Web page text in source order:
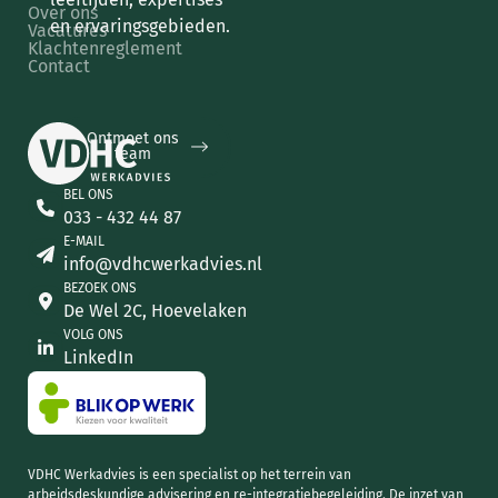
en ervaringsgebieden.
Ontmoet ons
team
Over ons
Vacatures
Klachtenreglement
Contact
BEL ONS
033 - 432 44 87
E-MAIL
info@vdhcwerkadvies.nl
BEZOEK ONS
De Wel 2C, Hoevelaken
VOLG ONS
LinkedIn
VDHC Werkadvies is een specialist op het terrein van
arbeidsdeskundige advisering en re-integratiebegeleiding. De inzet van